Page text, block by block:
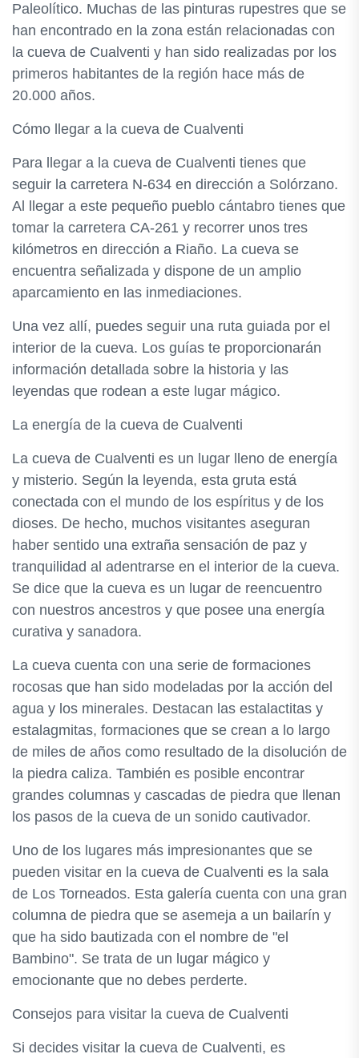
Paleolítico. Muchas de las pinturas rupestres que se
han encontrado en la zona están relacionadas con
la cueva de Cualventi y han sido realizadas por los
primeros habitantes de la región hace más de
20.000 años.
Cómo llegar a la cueva de Cualventi
Para llegar a la cueva de Cualventi tienes que
seguir la carretera N-634 en dirección a Solórzano.
Al llegar a este pequeño pueblo cántabro tienes que
tomar la carretera CA-261 y recorrer unos tres
kilómetros en dirección a Riaño. La cueva se
encuentra señalizada y dispone de un amplio
aparcamiento en las inmediaciones.
Una vez allí, puedes seguir una ruta guiada por el
interior de la cueva. Los guías te proporcionarán
información detallada sobre la historia y las
leyendas que rodean a este lugar mágico.
La energía de la cueva de Cualventi
La cueva de Cualventi es un lugar lleno de energía
y misterio. Según la leyenda, esta gruta está
conectada con el mundo de los espíritus y de los
dioses. De hecho, muchos visitantes aseguran
haber sentido una extraña sensación de paz y
tranquilidad al adentrarse en el interior de la cueva.
Se dice que la cueva es un lugar de reencuentro
con nuestros ancestros y que posee una energía
curativa y sanadora.
La cueva cuenta con una serie de formaciones
rocosas que han sido modeladas por la acción del
agua y los minerales. Destacan las estalactitas y
estalagmitas, formaciones que se crean a lo largo
de miles de años como resultado de la disolución de
la piedra caliza. También es posible encontrar
grandes columnas y cascadas de piedra que llenan
los pasos de la cueva de un sonido cautivador.
Uno de los lugares más impresionantes que se
pueden visitar en la cueva de Cualventi es la sala
de Los Torneados. Esta galería cuenta con una gran
columna de piedra que se asemeja a un bailarín y
que ha sido bautizada con el nombre de "el
Bambino". Se trata de un lugar mágico y
emocionante que no debes perderte.
Consejos para visitar la cueva de Cualventi
Si decides visitar la cueva de Cualventi, es